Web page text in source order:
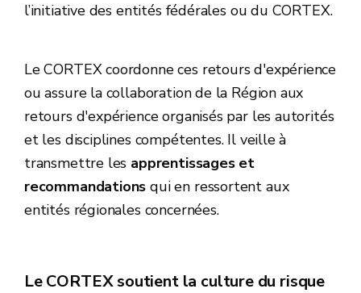
l’initiative des entités fédérales ou du CORTEX.
Le CORTEX coordonne ces retours d'expérience
ou assure la collaboration de la Région aux
retours d'expérience organisés par les autorités
et les disciplines compétentes. Il veille à
transmettre les apprentissages et
recommandations qui en ressortent aux
entités régionales concernées.
Le CORTEX soutient la culture du risque